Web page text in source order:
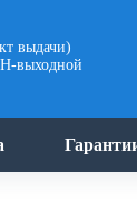
выдачи)
выходной